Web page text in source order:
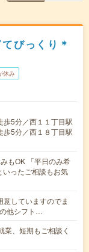
びっくり＊
休み
歩5分／西１１丁目駅
歩5分／西１８丁目駅
もOK 「平日のみ希
いったご相談もお気
意していますのでま
他シフト…
、短期もご相談く